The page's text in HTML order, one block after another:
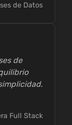
de Datos
de
Full Stack